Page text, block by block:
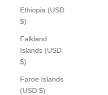
Ethiopia (USD
$)
Falkland
Islands (USD
$)
Faroe Islands
(USD $)